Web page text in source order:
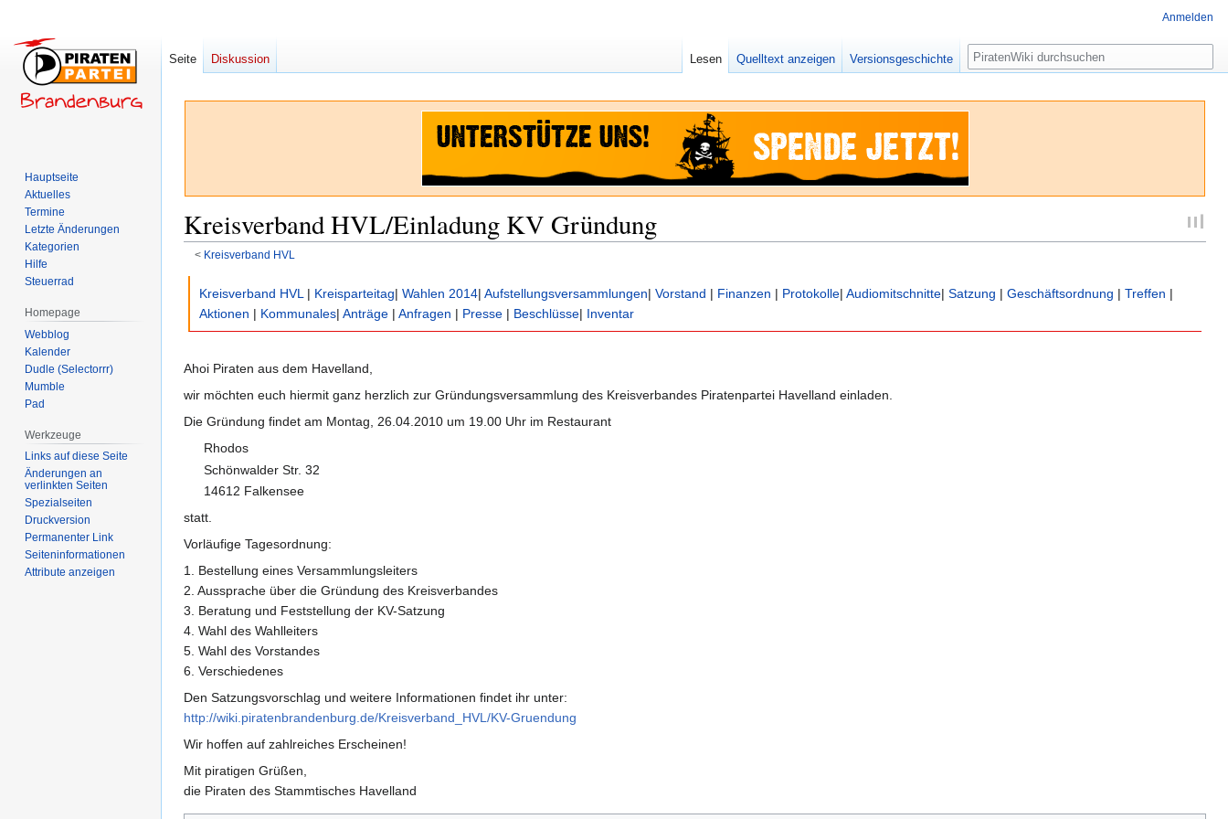
Kreisverband HVL/Einladung KV Gründung
< Kreisverband HVL
Kreisverband HVL | Kreisparteitag| Wahlen 2014| Aufstellungsversammlungen| Vorstand | Finanzen | Protokolle| Audiomitschnitte| Satzung | Geschäftsordnung | Treffen |
Aktionen | Kommunales| Anträge | Anfragen | Presse | Beschlüsse| Inventar
Ahoi Piraten aus dem Havelland,
wir möchten euch hiermit ganz herzlich zur Gründungsversammlung des Kreisverbandes Piratenpartei Havelland einladen.
Die Gründung findet am Montag, 26.04.2010 um 19.00 Uhr im Restaurant
Rhodos
Schönwalder Str. 32
14612 Falkensee
statt.
Vorläufige Tagesordnung:
1. Bestellung eines Versammlungsleiters
2. Aussprache über die Gründung des Kreisverbandes
3. Beratung und Feststellung der KV-Satzung
4. Wahl des Wahlleiters
5. Wahl des Vorstandes
6. Verschiedenes
Den Satzungsvorschlag und weitere Informationen findet ihr unter:
http://wiki.piratenbrandenburg.de/Kreisverband_HVL/KV-Gruendung
Wir hoffen auf zahlreiches Erscheinen!
Mit piratigen Grüßen,
die Piraten des Stammtisches Havelland
Anmelden
Seite Diskussion Lesen Quelltext anzeigen Versionsgeschichte Suche
Hauptseite
Aktuelles
Termine
Letzte Änderungen
Kategorien
Hilfe
Steuerrad
Homepage
Webblog
Kalender
Dudle (Selectorrr)
Mumble
Pad
Werkzeuge
Links auf diese Seite
Änderungen an
verlinkten Seiten
Spezialseiten
Druckversion
Permanenter Link
Seiten­­informationen
Attribute anzeigen